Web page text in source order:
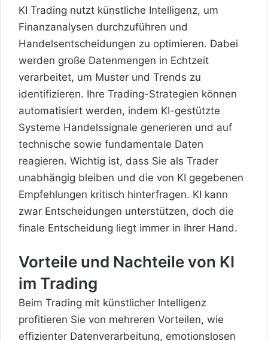
KI Trading nutzt künstliche Intelligenz, um
Finanzanalysen durchzuführen und
Handelsentscheidungen zu optimieren. Dabei
werden große Datenmengen in Echtzeit
verarbeitet, um Muster und Trends zu
identifizieren. Ihre Trading-Strategien können
automatisiert werden, indem KI-gestützte
Systeme Handelssignale generieren und auf
technische sowie fundamentale Daten
reagieren. Wichtig ist, dass Sie als Trader
unabhängig bleiben und die von KI gegebenen
Empfehlungen kritisch hinterfragen. KI kann
zwar Entscheidungen unterstützen, doch die
finale Entscheidung liegt immer in Ihrer Hand.
Vorteile und Nachteile von KI
im Trading
Beim Trading mit künstlicher Intelligenz
profitieren Sie von mehreren Vorteilen, wie
effizienter Datenverarbeitung, emotionslosen